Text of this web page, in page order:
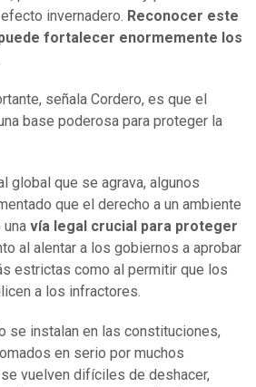
invernadero. Reconocer este
fortalecer enormemente los
señala Cordero, es que el
base poderosa para proteger la
global que se agrava, algunos
que el derecho a un ambiente
vía legal crucial para proteger
al alentar a los gobiernos a aprobar
estrictas como al permitir que los
a los infractores.
se instalan en las constituciones,
en serio por muchos
vuelven difíciles de deshacer,